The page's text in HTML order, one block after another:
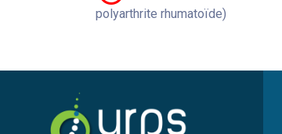
polyarthrite rhumatoïde)